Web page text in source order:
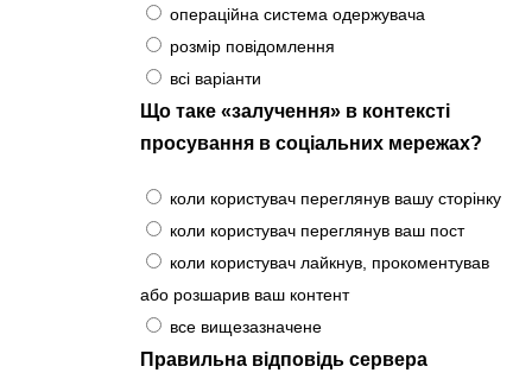
операційна система одержувача
розмір повідомлення
всі варіанти
Що таке «залучення» в контексті
просування в соціальних мережах?
коли користувач переглянув вашу сторінку
коли користувач переглянув ваш пост
коли користувач лайкнув, прокоментував
або розшарив ваш контент
все вищезазначене
Правильна відповідь сервера